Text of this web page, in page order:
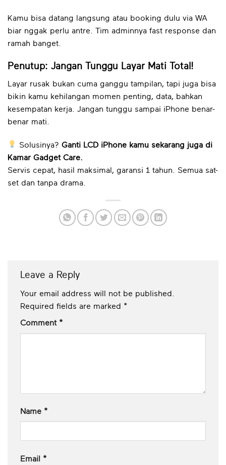
Kamu bisa datang langsung atau booking dulu via WA
biar nggak perlu antre. Tim adminnya fast response dan
ramah banget.
Penutup: Jangan Tunggu Layar Mati Total!
Layar rusak bukan cuma ganggu tampilan, tapi juga bisa
bikin kamu kehilangan momen penting, data, bahkan
kesempatan kerja. Jangan tunggu sampai iPhone benar-
benar mati.
Solusinya?Ganti LCD iPhone kamu sekarang juga di
Kamar Gadget Care.
Servis cepat, hasil maksimal, garansi 1 tahun. Semua sat-
set dan tanpa drama.
Leave a Reply
Your email address will not be published.
Required fields are marked *
Comment *
Name *
Email *